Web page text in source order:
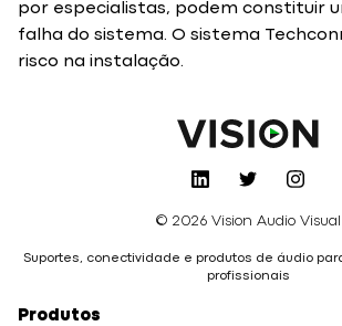
por especialistas, podem constituir
falha do sistema. O sistema
risco na instalação.
© 2026 Vision Audio Visual
Suportes, conectividade e produtos de áudio
profissionais
Produtos